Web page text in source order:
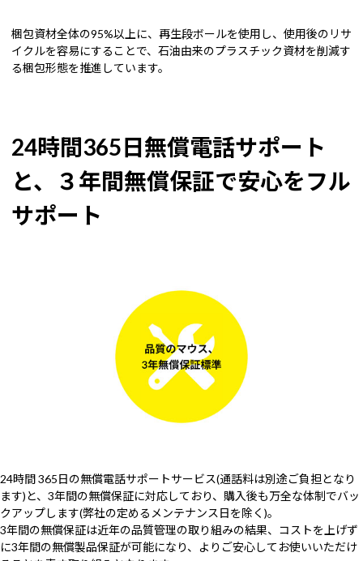
梱包資材全体の95%以上に、再生段ボールを使用し、使用後のリサ
イクルを容易にすることで、石油由来のプラスチック資材を削減す
る梱包形態を推進しています。
24時間365日無償電話サポート
と、３年間無償保証で安心をフル
サポート
24時間 365日の無償電話サポートサービス(通話料は別途ご負担となり
ます)と、3年間の無償保証に対応しており、購入後も万全な体制でバッ
クアップします(弊社の定めるメンテナンス日を除く)。
3年間の無償保証は近年の品質管理の取り組みの結果、コストを上げず
に3年間の無償製品保証が可能になり、よりご安心してお使いいただけ